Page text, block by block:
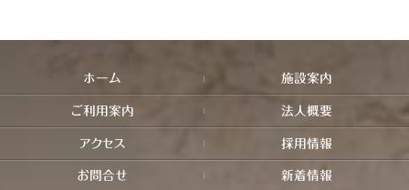
ホーム 施設案内
ご利用案内 法人概要
アクセス 採用情報
お問合せ 新着情報